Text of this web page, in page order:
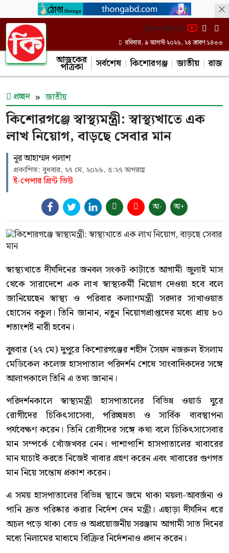
[gtranslate]
রবিবার, ৯ আগস্ট ২০২৬, ২৪ শ্রাবণ ১৪৩৩
আজকের
পত্রিকা সর্বশেষ কিশোরগঞ্জ জাতীয়
প্রচ্ছদ জাতীয়
কিশোরগঞ্জে স্বাস্থ্যমন্ত্রী: স্বাস্থ্যখাতে এক
লাখ নিয়োগ, বাড়ছে সেবার মান
নূর আহাম্মদ পলাশ
প্রকাশিত: বুধবার, ২৭ মে, ২০২৬, ৫:২৭ অপরাহ্ণ
ই-পেপার প্রিন্ট ভিউ
অ-
অ+
স্বাস্থ্যখাতে দীর্ঘদিনের জনবল সংকট কাটাতে আগামী জুলাই মাস
থেকে সারাদেশে এক লাখ স্বাস্থ্যকর্মী নিয়োগ দেওয়া হবে বলে
জানিয়েছেন স্বাস্থ্য ও পরিবার কল্যাণমন্ত্রী সরদার সাখাওয়াত
হোসেন বকুল। তিনি জানান, নতুন নিয়োগপ্রাপ্তদের মধ্যে প্রায় ৮০
শতাংশই নারী হবেন।
বুধবার (২৭ মে) দুপুরে কিশোরগঞ্জের শহীদ সৈয়দ নজরুল ইসলাম
মেডিকেল কলেজ হাসপাতাল পরিদর্শন শেষে সাংবাদিকদের সঙ্গে
আলাপকালে তিনি এ তথ্য জানান।
পরিদর্শনকালে স্বাস্থ্যমন্ত্রী হাসপাতালের বিভিন্ন ওয়ার্ড ঘুরে
রোগীদের চিকিৎসাসেবা, পরিচ্ছন্নতা ও সার্বিক ব্যবস্থাপনা
পর্যবেক্ষণ করেন। তিনি রোগীদের সঙ্গে কথা বলে চিকিৎসাসেবার
মান সম্পর্কে খোঁজখবর নেন। পাশাপাশি হাসপাতালের খাবারের
মান যাচাই করতে নিজেই খাবার গ্রহণ করেন এবং খাবারের গুণগত
মান নিয়ে সন্তোষ প্রকাশ করেন।
এ সময় হাসপাতালের বিভিন্ন স্থানে জমে থাকা ময়লা-আবর্জনা ও
পানি দ্রুত পরিষ্কার করার নির্দেশ দেন মন্ত্রী। এছাড়া দীর্ঘদিন ধরে
অচল পড়ে থাকা বেড ও অপ্রয়োজনীয় সরঞ্জাম আগামী সাত দিনের
মধ্যে নিলামের মাধ্যমে বিক্রির নির্দেশনাও প্রদান করেন।